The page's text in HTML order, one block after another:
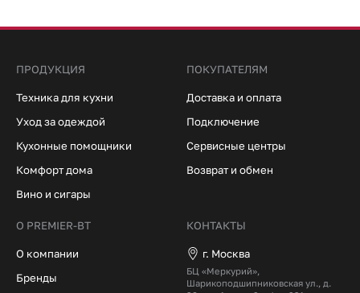
ПРОДУКЦИЯ
Техника для кухни
Уход за одеждой
Кухонные помощники
Комфорт дома
Вино и сигары
ПОКУПАТЕЛЯМ
Доставка и оплата
Подключение
Сервисные центры
Возврат и обмен
О PREMIER-BT
О компании
Бренды
КОНТАКТЫ
г. Москва
БЦ «Меркурий»,
Шарикоподшипниковская ул., д.